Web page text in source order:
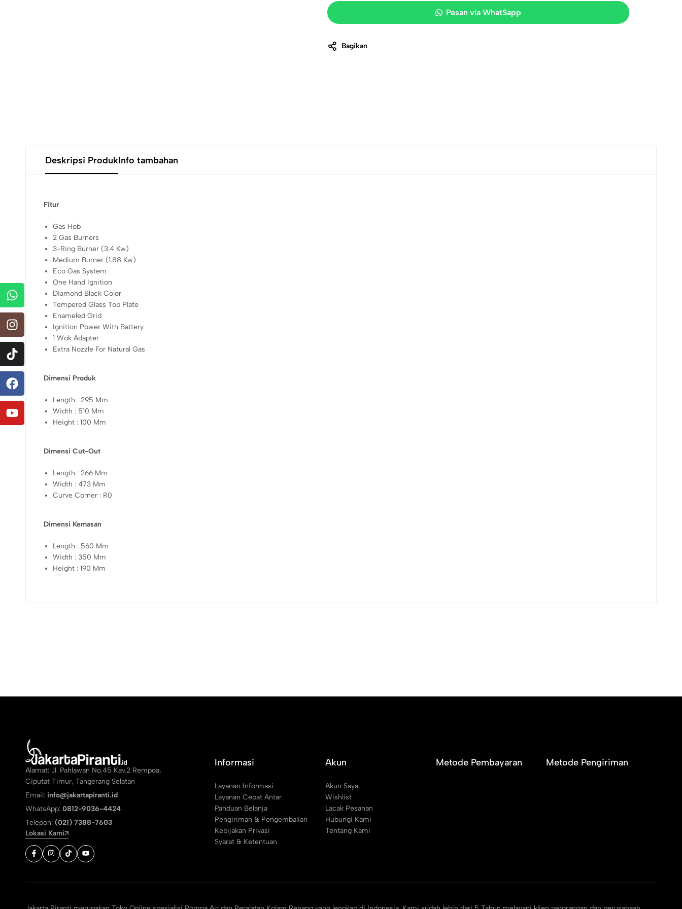
Pesan via WhatSapp
Bagikan
Deskripsi ProdukInfo tambahan
Fitur
Gas Hob
2 Gas Burners
3-Ring Burner (3.4 Kw)
Medium Burner (1.88 Kw)
Eco Gas System
One Hand Ignition
Diamond Black Color
Tempered Glass Top Plate
Enameled Grid
Ignition Power With Battery
1 Wok Adapter
Extra Nozzle For Natural Gas
Dimensi Produk
Length : 295 Mm
Width : 510 Mm
Height : 100 Mm
Dimensi Cut-Out
Length : 266 Mm
Width : 473 Mm
Curve Corner : R0
Dimensi Kemasan
Length : 560 Mm
Width : 350 Mm
Height : 190 Mm
Alamat: Jl. Pahlawan No.45 Kav.2 Rempoa,
Ciputat Timur, Tangerang Selatan
Email: info@jakartapiranti.id
WhatsApp: 0812-9036-4424
Telepon: (021) 7388-7603
Lokasi Kami
Informasi
Layanan Informasi
Layanan Cepat Antar
Panduan Belanja
Pengiriman & Pengembalian
Kebijakan Privasi
Syarat & Ketentuan
Akun
Akun Saya
Wishlist
Lacak Pesanan
Hubungi Kami
Tentang Kami
Metode Pembayaran Metode Pengiriman